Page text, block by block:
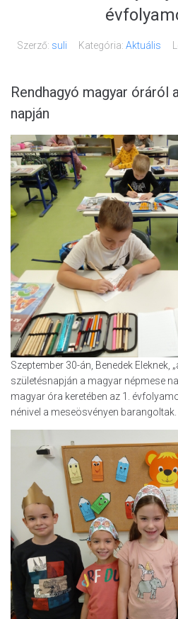
Szerző: suli Kategória: Aktuális
Rendhagyó magyar óráról
napján
Szeptember 30-án, Benedek Eleknek,
születésnapján a magyar népmese
magyar óra keretében az 1.
nénivel a meseösvényen barangoltak.